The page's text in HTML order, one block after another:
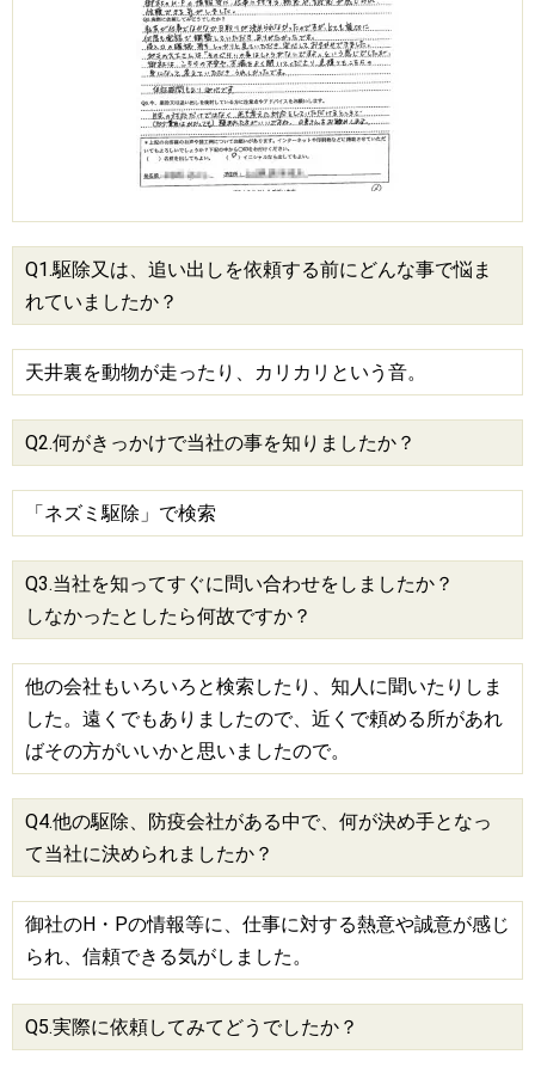
Q1.駆除又は、追い出しを依頼する前にどんな事で悩ま
れていましたか？
天井裏を動物が走ったり、カリカリという音。
Q2.何がきっかけで当社の事を知りましたか？
「ネズミ駆除」で検索
Q3.当社を知ってすぐに問い合わせをしましたか？
しなかったとしたら何故ですか？
他の会社もいろいろと検索したり、知人に聞いたりしま
した。遠くでもありましたので、近くで頼める所があれ
ばその方がいいかと思いましたので。
Q4.他の駆除、防疫会社がある中で、何が決め手となっ
て当社に決められましたか？
御社のH・Pの情報等に、仕事に対する熱意や誠意が感じ
られ、信頼できる気がしました。
Q5.実際に依頼してみてどうでしたか？